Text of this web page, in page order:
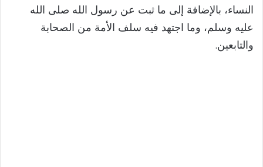
النساء، بالإضافة إلى ما ثبت عن رسول الله صلى الله
عليه وسلم، وما اجتهد فيه سلف الأمة من الصحابة
والتابعين.